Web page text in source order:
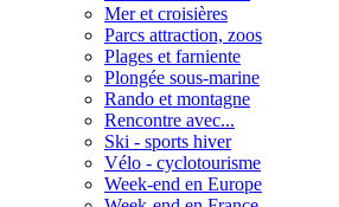
Mer et croisières
Parcs attraction, zoos
Plages et farniente
Plongée sous-marine
Rando et montagne
Rencontre avec...
Ski - sports hiver
Vélo - cyclotourisme
Week-end en Europe